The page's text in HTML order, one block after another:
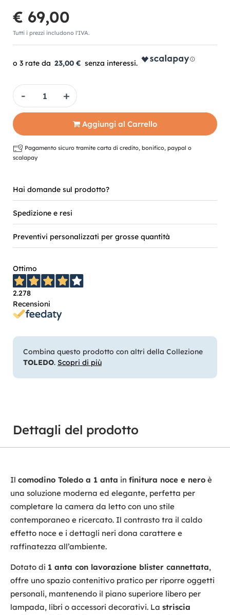
€ 69,00
Tutti i prezzi includono l'IVA.
23,00 €
Quantità
Aggiungi al Carrello
Pagamento sicuro tramite carta di credito, bonifico, paypal o
scalapay
Hai domande sul prodotto?
Spedizione e resi
Preventivi personalizzati per grosse quantità
Ottimo
2.278
Recensioni
Combina questo prodotto con altri della Collezione
TOLEDO. Scopri di più
Dettagli del prodotto
Il comodino Toledo a 1 anta in finitura noce e nero è
una soluzione moderna ed elegante, perfetta per
completare la camera da letto con uno stile
contemporaneo e ricercato. Il contrasto tra il caldo
effetto noce e i dettagli neri dona carattere e
raffinatezza all’ambiente.
Dotato di 1 anta con lavorazione blister cannettata,
offre uno spazio contenitivo pratico per riporre oggetti
personali, mantenendo il piano superiore libero per
lampada, libri o accessori decorativi. La striscia